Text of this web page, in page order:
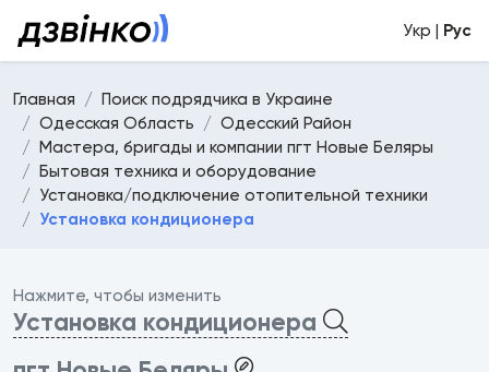
Укр | Рус
Главная
Поиск подрядчика в Украине
Одесская Область
Одесский Район
Мастера, бригады и компании пгт Новые Беляры
Бытовая техника и оборудование
Установка/подключение отопительной техники
Установка кондиционера
Нажмите, чтобы изменить
Установка кондиционера